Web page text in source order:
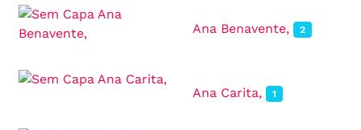
Ana Benavente, 2
Ana Carita, 1